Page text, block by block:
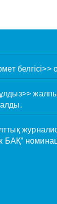
белгісі>>
БАҚ”